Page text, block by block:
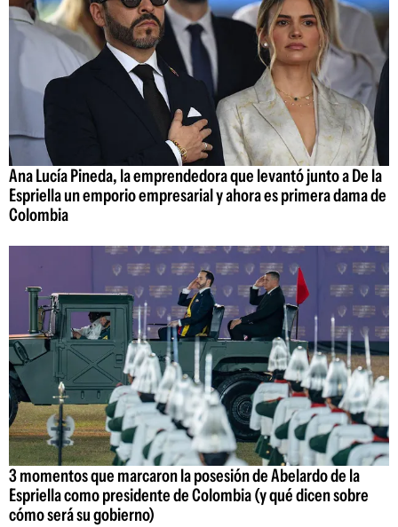
Ana Lucía Pineda, la emprendedora que levantó junto a De la
Espriella un emporio empresarial y ahora es primera dama de
Colombia
3 momentos que marcaron la posesión de Abelardo de la
Espriella como presidente de Colombia (y qué dicen sobre
cómo será su gobierno)